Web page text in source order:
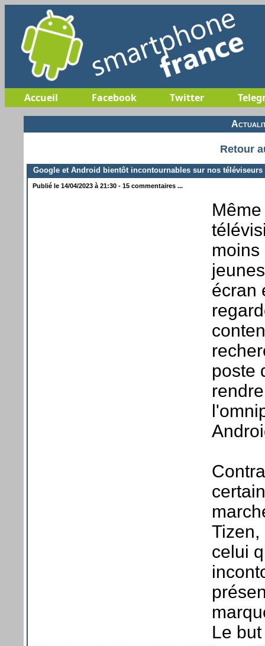
Accueil Facebook Twitter
Retour
Google et Android bientôt incontournables sur nos téléviseurs
Publié le 14/04/2023 à 21:30 - 15 commentaires ...
moins
écran
poste
Tizen,
celui
Le